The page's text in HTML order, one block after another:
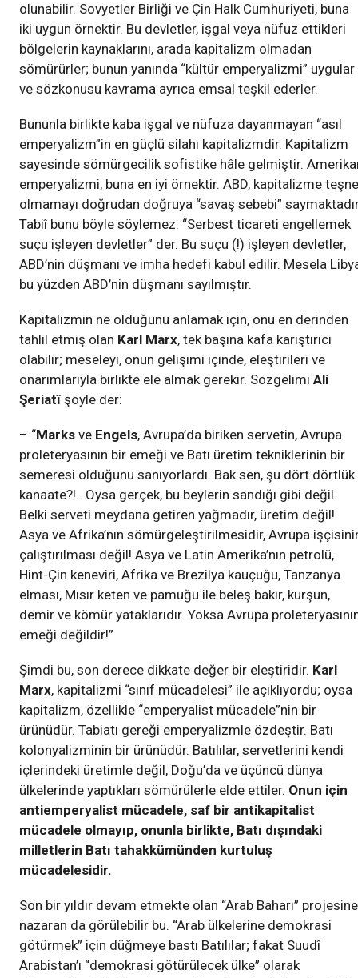
olunabilir. Sovyetler Birliği ve Çin Halk Cumhuriyeti, buna
iki uygun örnektir. Bu devletler, işgal veya nüfuz ettikleri
bölgelerin kaynaklarını, arada kapitalizm olmadan
sömürürler; bunun yanında “kültür emperyalizmi” uygular
ve sözkonusu kavrama ayrıca emsal teşkil ederler.
Bununla birlikte kaba işgal ve nüfuza dayanmayan “asıl
emperyalizm”in en güçlü silahı kapitalizmdir. Kapitalizm
sayesinde sömürgecilik sofistike hâle gelmiştir.
emperyalizmi, buna en iyi örnektir. ABD, kapitalizme teşne
olmamayı doğrudan doğruya “savaş sebebi”
Tabiî bunu böyle söylemez: “Serbest ticareti engellemek
suçu işleyen devletler” der. Bu suçu (!) işleyen devletler,
ABD’nin düşmanı ve imha hedefi kabul edilir. Mesela
bu yüzden ABD’nin düşmanı sayılmıştır.
Kapitalizmin ne olduğunu anlamak için, onu en derinden
tahlil etmiş olan Karl Marx, tek başına kafa karıştırıcı
olabilir; meseleyi, onun gelişimi içinde, eleştirileri ve
onarımlarıyla birlikte ele almak gerekir. Sözgelimi Ali
Şeriatî şöyle der:
– “Marks ve Engels, Avrupa’da biriken servetin, Avrupa
proleteryasının bir emeği ve Batı üretim tekniklerinin bir
semeresi olduğunu sanıyorlardı. Bak sen, şu dört dörtlük
kanaate?!.. Oysa gerçek, bu beylerin sandığı gibi değil.
Belki serveti meydana getiren yağmadır, üretim değil!
Asya ve Afrika’nın sömürgeleştirilmesidir, Avrupa
çalıştırılması değil! Asya ve Latin Amerika’nın petrolü,
Hint-Çin keneviri, Afrika ve Brezilya kauçuğu, Tanzanya
elması, Mısır keten ve pamuğu ile beleş bakır, kurşun,
demir ve kömür yataklarıdır. Yoksa Avrupa
emeği değildir!”
Şimdi bu, son derece dikkate değer bir eleştiridir. Karl
Marx, kapitalizmi “sınıf mücadelesi” ile açıklıyordu; oysa
kapitalizm, özellikle “emperyalist mücadele”nin bir
ürünüdür. Tabiatı gereği emperyalizmle özdeştir. Batı
kolonyalizminin bir ürünüdür. Batılılar, servetlerini kendi
içlerindeki üretimle değil, Doğu’da ve üçüncü dünya
ülkelerinde yaptıkları sömürülerle elde ettiler. Onun için
antiemperyalist mücadele, saf bir antikapitalist
mücadele olmayıp, onunla birlikte, Batı dışındaki
milletlerin Batı tahakkümünden kurtuluş
mücadelesidir.
Son bir yıldır devam etmekte olan “Arab Baharı” projesine
nazaran da görülebilir bu. “Arab ülkelerine demokrasi
götürmek” için düğmeye bastı Batılılar; fakat Suudî
Arabistan’ı “demokrasi götürülecek ülke” olarak